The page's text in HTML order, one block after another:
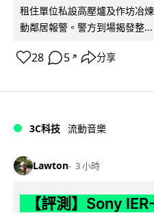
租住單位私設高壓爐及作坊冶
動鄰居報警。警方到場揭發整...
28 5 ↗ 分享
3C科技 流動音樂
Lawton 3 小時
【評測】Sony